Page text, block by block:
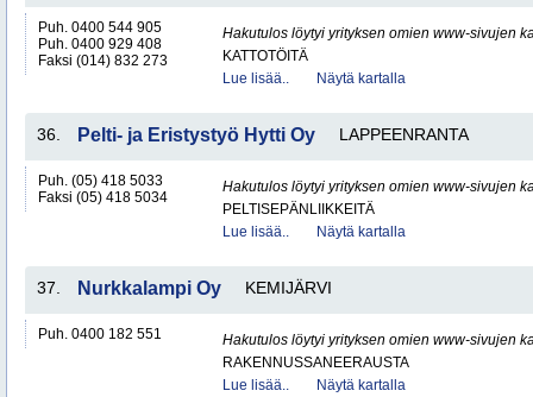
Puh. 0400 544 905
Puh. 0400 929 408
Faksi (014) 832 273
Hakutulos löytyi yrityksen omien www-sivujen
KATTOTÖITÄ
Lue lisää..
Näytä kartalla
36. Pelti- ja Eristystyö Hytti Oy LAPPEENRANTA
Puh. (05) 418 5033
Faksi (05) 418 5034
Hakutulos löytyi yrityksen omien www-sivujen
PELTISEPÄNLIIKKEITÄ
Lue lisää..
Näytä kartalla
37. Nurkkalampi Oy KEMIJÄRVI
Puh. 0400 182 551
Hakutulos löytyi yrityksen omien www-sivujen
RAKENNUSSANEERAUSTA
Lue lisää..
Näytä kartalla